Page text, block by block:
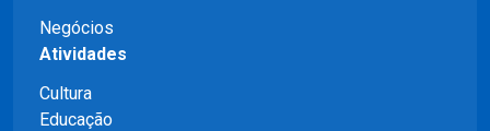
Negócios
Atividades
Cultura
Educação